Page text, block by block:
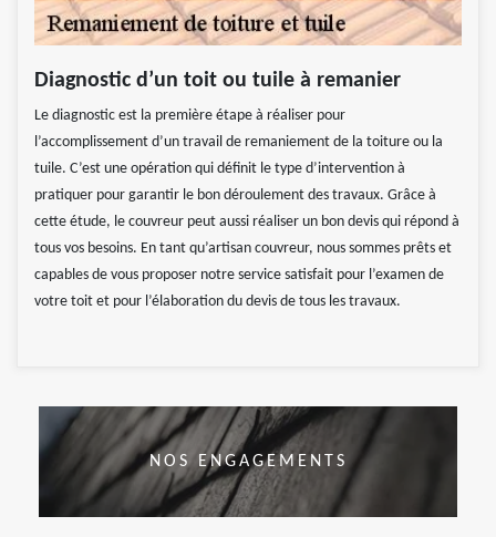
Diagnostic d’un toit ou tuile à remanier
Le diagnostic est la première étape à réaliser pour
l’accomplissement d’un travail de remaniement de la toiture ou la
tuile. C’est une opération qui définit le type d’intervention à
pratiquer pour garantir le bon déroulement des travaux. Grâce à
cette étude, le couvreur peut aussi réaliser un bon devis qui répond à
tous vos besoins. En tant qu’artisan couvreur, nous sommes prêts et
capables de vous proposer notre service satisfait pour l’examen de
votre toit et pour l’élaboration du devis de tous les travaux.
NOS ENGAGEMENTS